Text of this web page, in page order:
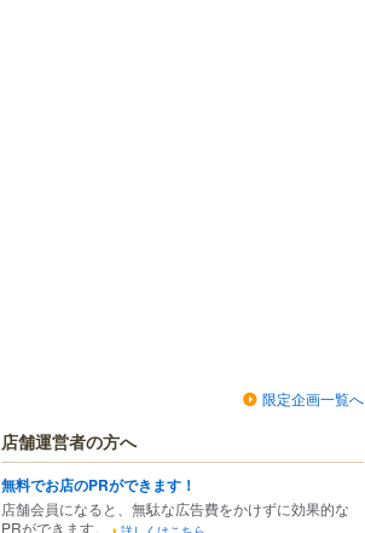
限定企画一覧へ
店舗運営者の方へ
無料でお店のPRができます！
店舗会員になると、無駄な広告費をかけずに効果的な
PRができます。